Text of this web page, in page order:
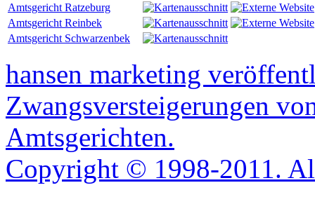
Amtsgericht Ratzeburg
Amtsgericht Reinbek
Amtsgericht Schwarzenbek
hansen marketing
Zwangsversteigerungen
Amtsgerichten.
Copyright © 1998-2011.